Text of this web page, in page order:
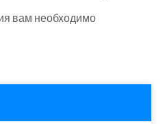
вам необходимо